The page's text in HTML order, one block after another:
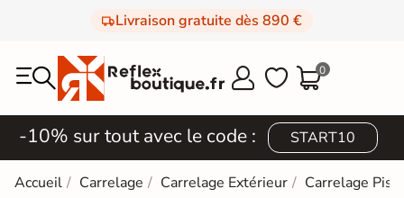
Livraison gratuite dès 890 €
  0
-10% sur tout avec le code : START10
Accueil Carrelage Carrelage Extérieur Carrelage